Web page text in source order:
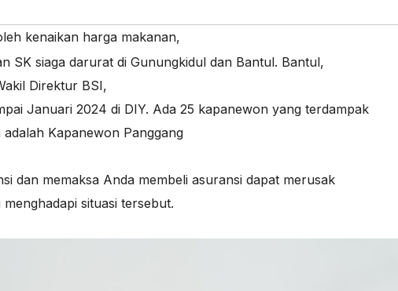
kenaikan harga makanan,
SK siaga darurat di Gunungkidul dan Bantul. Bantul,
Direktur BSI,
Januari 2024 di DIY. Ada 25 kapanewon yang terdampak
Kapanewon Panggang
dan memaksa Anda membeli asuransi dapat merusak
situasi tersebut.